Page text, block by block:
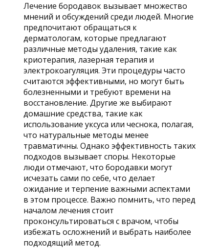
Лечение бородавок вызывает множество
мнений и обсуждений среди людей. Многие
предпочитают обращаться к
дерматологам, которые предлагают
различные методы удаления, такие как
криотерапия, лазерная терапия и
электрокоагуляция. Эти процедуры часто
считаются эффективными, но могут быть
болезненными и требуют времени на
восстановление. Другие же выбирают
домашние средства, такие как
использование уксуса или чеснока, полагая,
что натуральные методы менее
травматичны. Однако эффективность таких
подходов вызывает споры. Некоторые
люди отмечают, что бородавки могут
исчезать сами по себе, что делает
ожидание и терпение важными аспектами
в этом процессе. Важно помнить, что перед
началом лечения стоит
проконсультироваться с врачом, чтобы
избежать осложнений и выбрать наиболее
подходящий метод.